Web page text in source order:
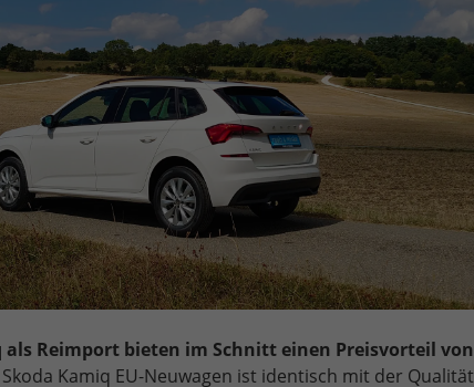
als Reimport bieten im Schnitt einen Preisvorteil von
Kamiq EU-Neuwagen ist identisch mit der Qualität